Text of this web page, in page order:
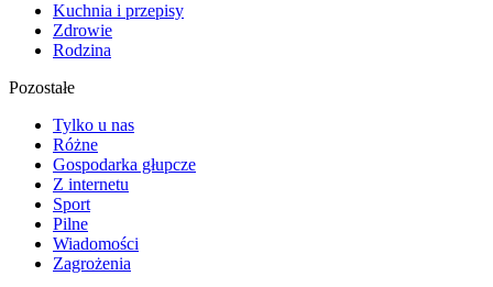
Kuchnia i przepisy
Zdrowie
Rodzina
Pozostałe
Tylko u nas
Różne
Gospodarka głupcze
Z internetu
Sport
Pilne
Wiadomości
Zagrożenia